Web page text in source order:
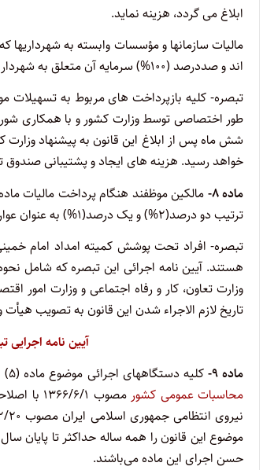
ابلاغ می گردد، هزینه نماید.
مالیات سازمانها و مؤسسات وابسته به
اند و صددرصد (۱۰۰%) سرمایه آن متعلق به شهرداری است، با نرخ صفر محاسبه می شود.
تبصره- کلیه بازپرداخت های مربوط به
طور اختصاصی توسط وزارت کشور و با همکاری
شش ماه پس از ابلاغ این قانون به پیشنهاد
خواهد رسید. هزینه های ایجاد و پشتیبانی
ماده ۸-
ترتیب دو درصد(۲%) و یک درصد(۱%) به عنوان عوارض به حساب شهرداری محل واریز نمایند.
تبصره- افراد تحت پوشش کمیته امداد امام
هستند. آیین نامه اجرائی این تبصره که شامل
وزارت تعاون، کار و رفاه اجتماعی و وزارت امور
تاریخ لازم الاجراء شدن این قانون به تصویب
آیین نامه اجرایی تبصره ماده ۸ قانون درآمد پایدار
ماده ۹-
کلیه دستگاههای اجرائی موضوع ماده (۵)
محاسبات عمومی کشور
موضوع این قانون را همه ساله حداکثر تا پایان
حسن اجرای این ماده می‌باشند.